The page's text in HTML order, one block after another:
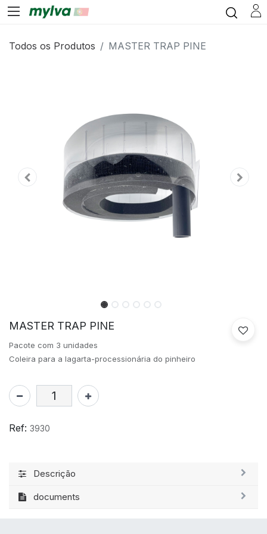
Todos os Produtos MASTER TRAP PINE
MASTER TRAP PINE
Pacote com 3 unidades
Coleira para a lagarta-processionária do pinheiro
Ref: 3930
Descrição
documents